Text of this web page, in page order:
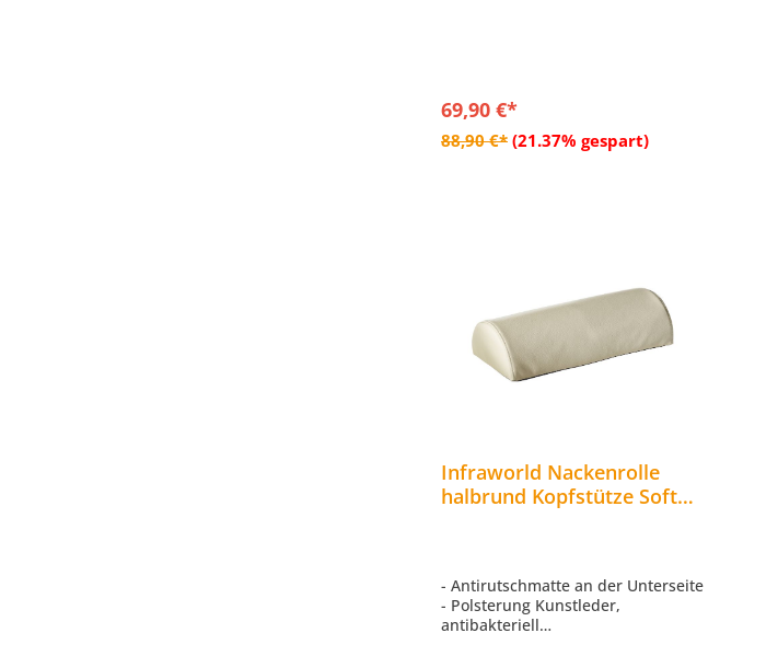
69,90 €*
88,90 €* (21.37% gespart)
In den Warenkorb
Infraworld Nackenrolle
halbrund Kopfstütze Soft
- Antirutschmatte an der Unterseite
- Polsterung Kunstleder,
antibakteriell